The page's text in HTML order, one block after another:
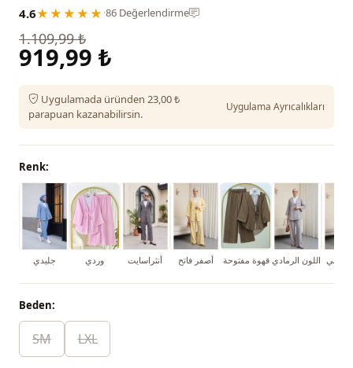
4.6★★★★★ ·86 Değerlendirme
1.109,99 ₺
919,99 ₺
Uygulamada üründen 23,00 ₺
parapuan kazanabilirsin.
Uygulama Ayrıcalıkları
Renk:
جليدي وردي أنثراسايت أصفر فاتح قهوة مفتوحة اللون الرمادي النيلي
Beden:
SM LXL